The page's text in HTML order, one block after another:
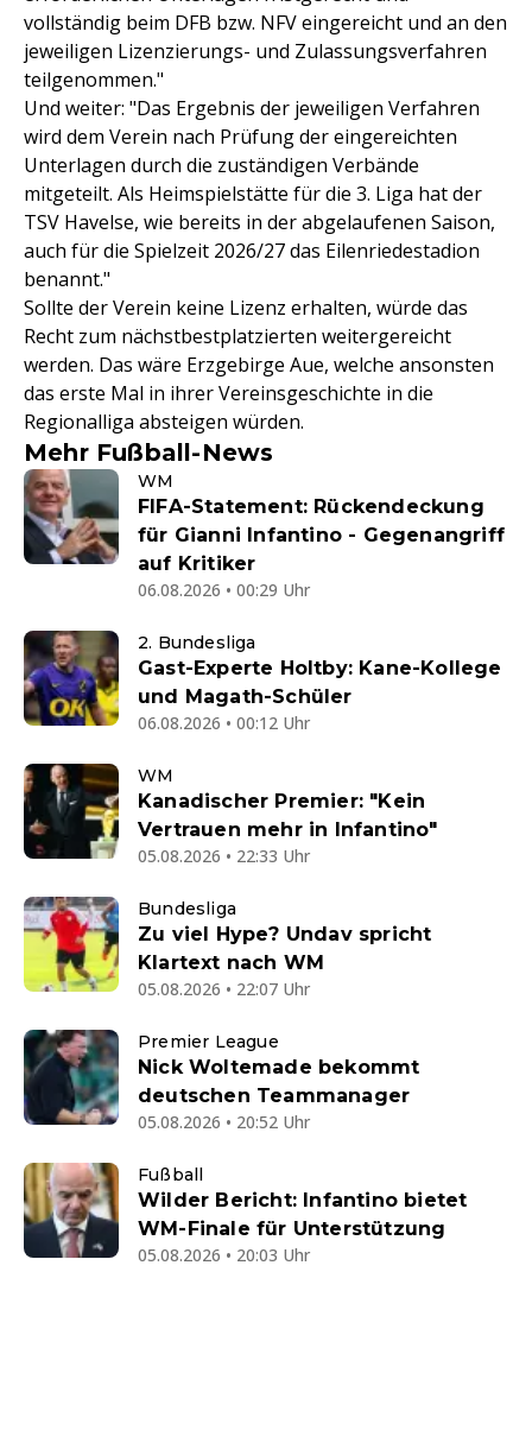
vollständig beim DFB bzw. NFV eingereicht und an den
jeweiligen Lizenzierungs- und Zulassungsverfahren
teilgenommen."
Und weiter: "Das Ergebnis der jeweiligen Verfahren
wird dem Verein nach Prüfung der eingereichten
Unterlagen durch die zuständigen Verbände
mitgeteilt. Als Heimspielstätte für die 3. Liga hat der
TSV Havelse, wie bereits in der abgelaufenen Saison,
auch für die Spielzeit 2026/27 das Eilenriedestadion
benannt."
Sollte der Verein keine Lizenz erhalten, würde das
Recht zum nächstbestplatzierten weitergereicht
werden. Das wäre Erzgebirge Aue, welche ansonsten
das erste Mal in ihrer Vereinsgeschichte in die
Regionalliga absteigen würden.
Mehr Fußball-News
WM
FIFA-Statement: Rückendeckung
für Gianni Infantino - Gegenangriff
auf Kritiker
06.08.2026 • 00:29 Uhr
2. Bundesliga
Gast-Experte Holtby: Kane-Kollege
und Magath-Schüler
06.08.2026 • 00:12 Uhr
WM
Kanadischer Premier: "Kein
Vertrauen mehr in Infantino"
05.08.2026 • 22:33 Uhr
Bundesliga
Zu viel Hype? Undav spricht
Klartext nach WM
05.08.2026 • 22:07 Uhr
Premier League
Nick Woltemade bekommt
deutschen Teammanager
05.08.2026 • 20:52 Uhr
Fußball
Wilder Bericht: Infantino bietet
WM-Finale für Unterstützung
05.08.2026 • 20:03 Uhr